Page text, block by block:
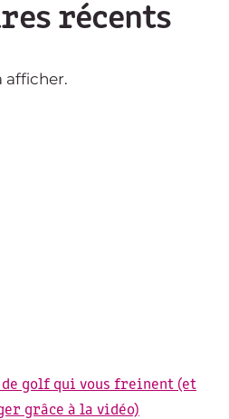
récents
afficher.
golf qui vous freinent (et
grâce à la vidéo)